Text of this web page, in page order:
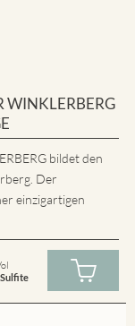
WINKLERBERG
bildet den
Der
einzigartigen
Sulfite